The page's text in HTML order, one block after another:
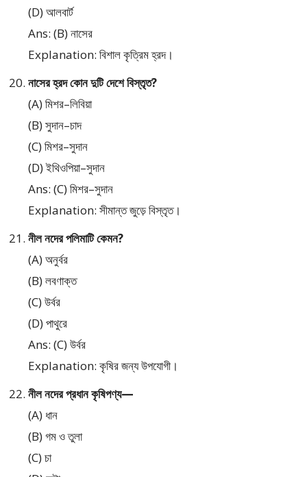
(D) আলবার্ট
Ans: (B) নাসের
Explanation: বিশাল কৃত্রিম হ্রদ।
নাসের হ্রদ কোন দুটি দেশে বিস্তৃত?
(A) মিশর–লিবিয়া
(B) সুদান–চাদ
(C) মিশর–সুদান
(D) ইথিওপিয়া–সুদান
Ans: (C) মিশর–সুদান
Explanation: সীমান্ত জুড়ে বিস্তৃত।
নীল নদের পলিমাটি কেমন?
(A) অনুর্বর
(B) লবণাক্ত
(C) উর্বর
(D) পাথুরে
Ans: (C) উর্বর
Explanation: কৃষির জন্য উপযোগী।
নীল নদের প্রধান কৃষিপণ্য—
(A) ধান
(B) গম ও তুলা
(C) চা